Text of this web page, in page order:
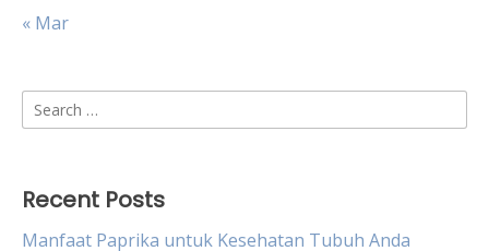
« Mar
Search
for:
Recent Posts
Manfaat Paprika untuk Kesehatan Tubuh Anda